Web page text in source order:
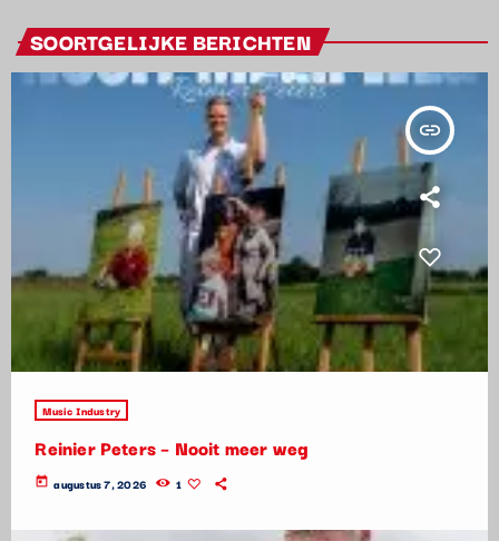
SOORTGELIJKE BERICHTEN
insert_link
Music Industry
Reinier Peters – Nooit meer weg
today augustus 7, 2026 1